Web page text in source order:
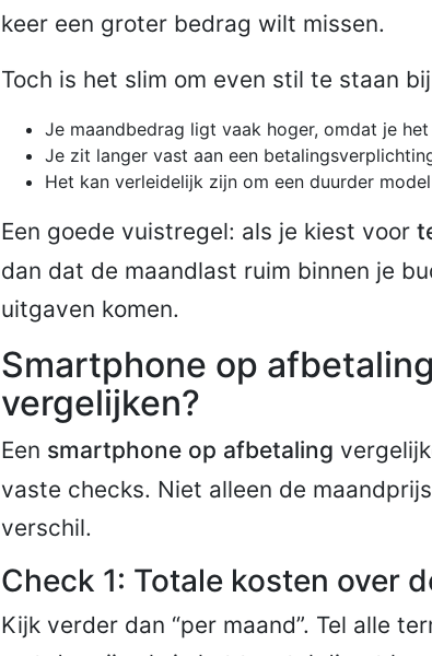
keer een groter bedrag wilt missen.
Toch is het slim om even stil te staan
Je maandbedrag ligt vaak hoger, omdat je
Je zit langer vast aan een
Het kan verleidelijk zijn om een duurder
Een goede vuistregel: als je kiest voor
dan dat de maandlast ruim binnen je
uitgaven komen.
Smartphone op
vergelijken?
Een smartphone op afbetaling
vaste checks. Niet alleen de
verschil.
Check 1: Totale kosten over
Kijk verder dan “per maand”. Tel alle